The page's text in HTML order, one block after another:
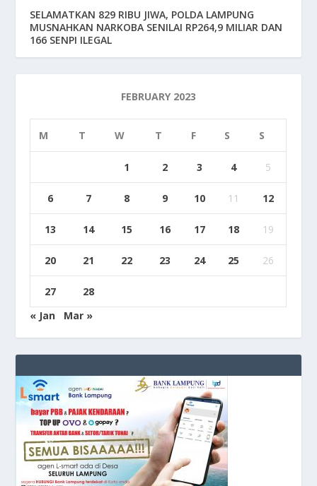
SELAMATKAN 829 RIBU JIWA, POLDA LAMPUNG
MUSNAHKAN NARKOBA SENILAI RP264,9 MILIAR DAN
166 SENPI ILEGAL
FEBRUARY 2023
M T W T F S S
1 2 3 4 5
6 7 8 9 10 11 12
13 14 15 16 17 18 19
20 21 22 23 24 25 26
27
28
« Jan
Mar »